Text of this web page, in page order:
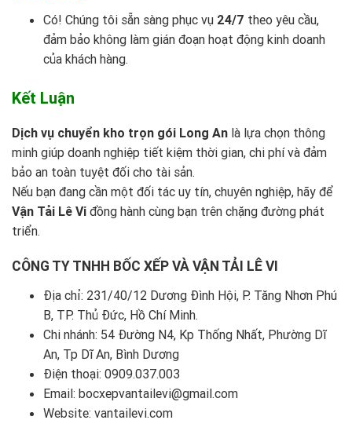
Có! Chúng tôi sẵn sàng phục vụ 24/7 theo yêu cầu,
đảm bảo không làm gián đoạn hoạt động kinh doanh
của khách hàng.
Kết Luận
Dịch vụ chuyển kho trọn gói Long An là lựa chọn thông
minh giúp doanh nghiệp tiết kiệm thời gian, chi phí và đảm
bảo an toàn tuyệt đối cho tài sản.
Nếu bạn đang cần một đối tác uy tín, chuyên nghiệp, hãy để
Vận Tải Lê Vi đồng hành cùng bạn trên chặng đường phát
triển.
CÔNG TY TNHH BỐC XẾP VÀ VẬN TẢI LÊ VI
Địa chỉ: 231/40/12 Dương Đình Hội, P. Tăng Nhơn Phú
B, TP. Thủ Đức, Hồ Chí Minh.
Chi nhánh: 54 Đường N4, Kp Thống Nhất, Phường Dĩ
An, Tp Dĩ An, Bình Dương
Điện thoại: 0909.037.003
Email: bocxepvantailevi@gmail.com
Website: vantailevi.com